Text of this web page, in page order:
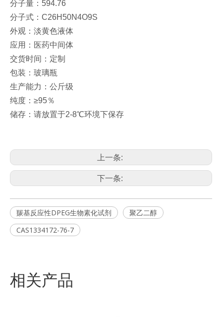
分子量：594.76
分子式：C26H50N4O9S
外观：淡黄色液体
应用：医药中间体
交货时间：定制
包装：玻璃瓶
生产能力：公斤级
纯度：≥95％
储存：请放置于2-8℃环境下保存
上一条:
下一条:
羰基反应性DPEG生物素化试剂
聚乙二醇
CAS1334172-76-7
相关产品